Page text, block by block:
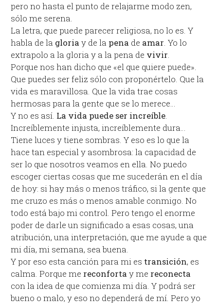
pero no hasta el punto de relajarme modo zen,
sólo me serena.
La letra, que puede parecer religiosa, no lo es. Y
habla de la gloria y de la pena de amar. Yo lo
extrapolo a la gloria y a la pena de vivir.
Porque nos han dicho que «el que quiere puede».
Que puedes ser feliz sólo con proponértelo. Que la
vida es maravillosa. Que la vida trae cosas
hermosas para la gente que se lo merece…
Y no es así. La vida puede ser increíble.
Increíblemente injusta, increíblemente dura…
Tiene luces y tiene sombras. Y eso es lo que la
hace tan especial y asombrosa: la capacidad de
ser lo que nosotros veamos en ella. No puedo
escoger ciertas cosas que me sucederán en el día
de hoy: si hay más o menos tráfico, si la gente que
me cruzo es más o menos amable conmigo. No
todo está bajo mi control. Pero tengo el enorme
poder de darle un significado a esas cosas, una
atribución, una interpretación, que me ayude a que
mi día, mi semana, sea buena.
Y por eso esta canción para mi es transición, es
calma. Porque me reconforta y me reconecta
con la idea de que comienza mi día. Y podrá ser
bueno o malo, y eso no dependerá de mí. Pero yo